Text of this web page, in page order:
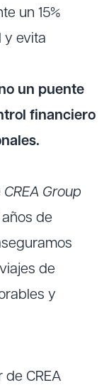
un 15%
y evita
un puente
financiero
CREA Group
de
de
y
de CREA